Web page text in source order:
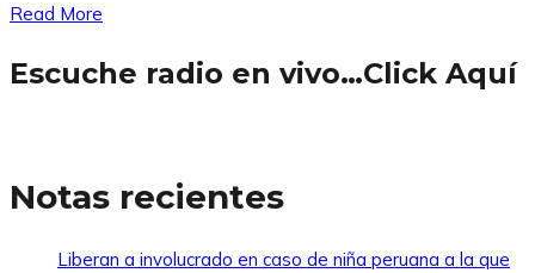
Read More
Escuche radio en vivo…Click Aquí
Notas recientes
Liberan a involucrado en caso de niña peruana a la que